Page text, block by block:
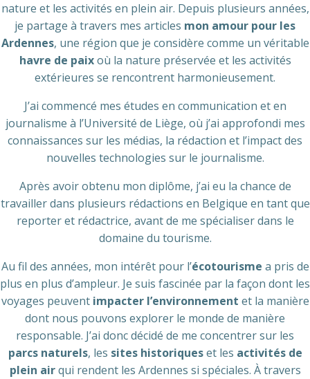
nature et les activités en plein air. Depuis plusieurs années,
je partage à travers mes articles mon amour pour les
Ardennes, une région que je considère comme un véritable
havre de paixoù la nature préservée et les activités
extérieures se rencontrent harmonieusement.
J’ai commencé mes études en communication et en
journalisme à l’Université de Liège, où j’ai approfondi mes
connaissances sur les médias, la rédaction et l’impact des
nouvelles technologies sur le journalisme.
Après avoir obtenu mon diplôme, j’ai eu la chance de
travailler dans plusieurs rédactions en Belgique en tant que
reporter et rédactrice, avant de me spécialiser dans le
domaine du tourisme.
Au fil des années, mon intérêt pour l’écotourisme a pris de
plus en plus d’ampleur. Je suis fascinée par la façon dont les
voyages peuvent impacter l’environnement et la manière
dont nous pouvons explorer le monde de manière
responsable. J’ai donc décidé de me concentrer sur les
parcs naturels, les sites historiqueset les activités de
plein airqui rendent les Ardennes si spéciales. À travers